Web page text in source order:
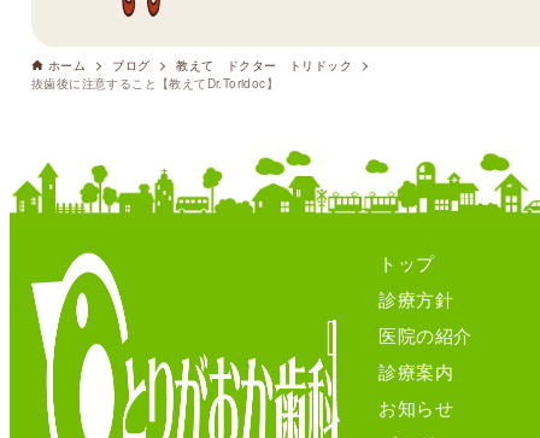
ホーム ブログ
教えて ドクター トリドック
抜歯後に注意すること【教えてDr.Toridoc】
トップ
診療方針
医院の紹介
診療案内
お知らせ